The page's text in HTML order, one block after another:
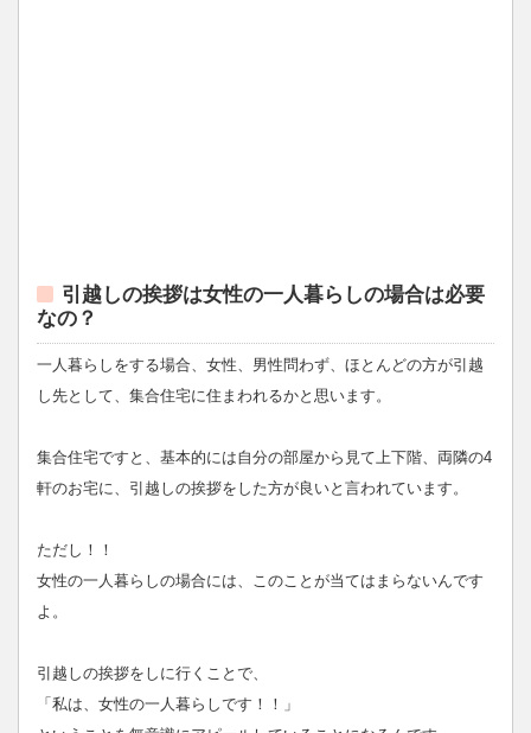
引越しの挨拶は女性の一人暮らしの場合は必要
なの？
一人暮らしをする場合、女性、男性問わず、ほとんどの方が引越
し先として、集合住宅に住まわれるかと思います。
集合住宅ですと、基本的には自分の部屋から見て上下階、両隣の4
軒のお宅に、引越しの挨拶をした方が良いと言われています。
ただし！！
女性の一人暮らしの場合には、このことが当てはまらないんです
よ。
引越しの挨拶をしに行くことで、
「私は、女性の一人暮らしです！！」